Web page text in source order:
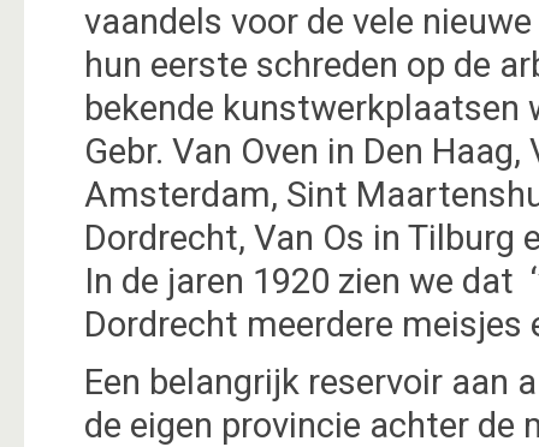
vaandels voor de vele
hun eerste schreden op de
bekende kunstwerkplaatsen
Gebr. Van Oven in Den
Amsterdam, Sint
Dordrecht, Van Os in Tilburg
In de jaren 1920 zien we dat
Dordrecht meerdere meisjes
Een belangrijk reservoir aan
de eigen provincie achter de